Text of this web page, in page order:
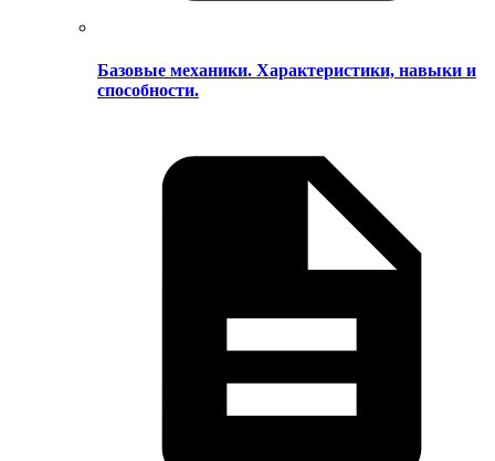
Базовые механики. Характеристики, навыки и
способности.